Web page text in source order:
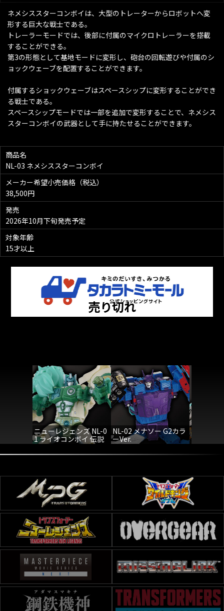
ネメシススターコンボイは、大型のトレーターからロボットへ変
形する巨大な戦士である。
トレーラーモードでは、後部に付属のマイクロトレーラーを搭載
することができる。
第3の形態として基地モードに変形し、砲台の回転遊びや付属のシ
ョックウェーブを配置することができます。
付属するショックウェーブはスペースシップに変形することができ
る戦士である。
スペースシップモードでは一部を追加で変形することで、ネメシス
スターコンボイの武器として手に持たせることができます。
商品名
NL-03 ネメシススターコンボイ
メーカー希望小売価格（税込）
38,500円
発売
2026年10月下旬発売予定
対象年齢
15才以上
売り切れ
ニューレジェンズ NL-0
1 ライオコンボイ 伝説
の緑のライオンver.
NL-02 メナソー G2カラ
ーVer.
NL-04ギ